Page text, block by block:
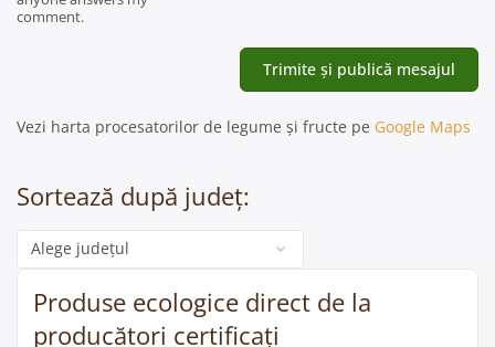
comment.
Vezi harta procesatorilor de legume și fructe pe Google Maps
Sortează după județ:
Categorie
Produse ecologice direct de la
producători certificați